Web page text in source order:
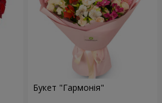
Букет "Гармонія"